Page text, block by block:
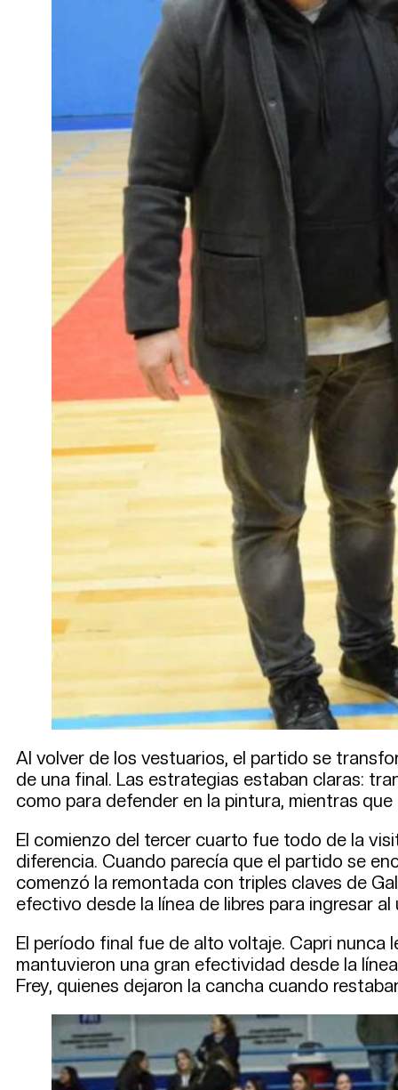
Al volver de los vestuarios, el partido se
de una final. Las estrategias estaban claras:
como para defender en la pintura, mientras
El comienzo del tercer cuarto fue todo de la
diferencia. Cuando parecía que el partido se
comenzó la remontada con triples claves de
efectivo desde la línea de libres para ingresar
El período final fue de alto voltaje. Capri nunca
mantuvieron una gran efectividad desde la
Frey, quienes dejaron la cancha cuando